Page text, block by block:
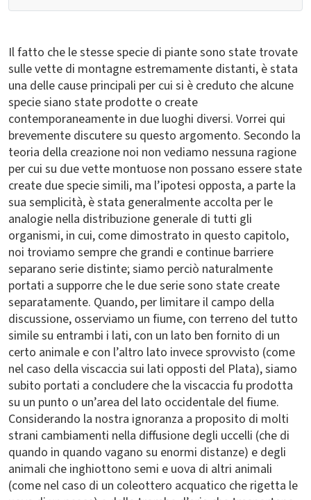
Il fatto che le stesse specie di piante sono state trovate
sulle vette di montagne estremamente distanti, è stata
una delle cause principali per cui si è creduto che alcune
specie siano state prodotte o create
contemporaneamente in due luoghi diversi. Vorrei qui
brevemente discutere su questo argomento. Secondo la
teoria della creazione noi non vediamo nessuna ragione
per cui su due vette montuose non possano essere state
create due specie simili, ma l’ipotesi opposta, a parte la
sua semplicità, è stata generalmente accolta per le
analogie nella distribuzione generale di tutti gli
organismi, in cui, come dimostrato in questo capitolo,
noi troviamo sempre che grandi e continue barriere
separano serie distinte; siamo perciò naturalmente
portati a supporre che le due serie sono state create
separatamente. Quando, per limitare il campo della
discussione, osserviamo un fiume, con terreno del tutto
simile su entrambi i lati, con un lato ben fornito di un
certo animale e con l’altro lato invece sprovvisto (come
nel caso della viscaccia sui lati opposti del Plata), siamo
subito portati a concludere che la viscaccia fu prodotta
su un punto o un’area del lato occidentale del fiume.
Considerando la nostra ignoranza a proposito di molti
strani cambiamenti nella diffusione degli uccelli (che di
quando in quando vagano su enormi distanze) e degli
animali che inghiottono semi e uova di altri animali
(come nel caso di un coleottero acquatico che rigetta le